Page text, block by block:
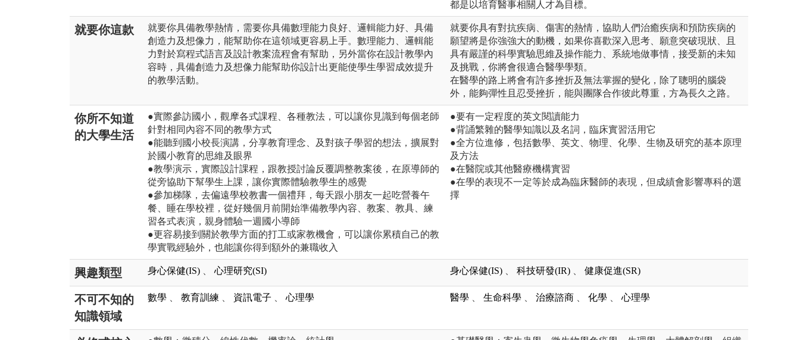
都是以培育醫事相關人才為目標。
就要你這款
就要你具備教學熱情，需要你具備數理能力良好、邏輯能力好、具備
創造力及想像力，能幫助你在這領域更容易上手。數理能力、邏輯能
力對於寫程式語言及設計教案流程會有幫助，另外當你在設計教學內
容時，具備創造力及想像力能幫助你設計出更能使學生學習成效提升
的教學活動。
就要你具有對抗疾病、傷害的熱情，協助人們治癒疾病和預防疾病的
願望將是你強強大的動機，如果你喜歡深入思考、願意突破現狀、且
具有嚴謹的科學實驗思維及操作能力、系統地做事情，接受新的未知
及挑戰，你將會很適合醫學學類。
在醫學的路上將會有許多挫折及無法掌握的變化，除了聰明的腦袋
外，能夠彈性且忍受挫折，能與團隊合作彼此尊重，方為長久之路。
你所不知道
的大學生活
●實際參訪國小，觀摩各式課程、各種教法，可以讓你見識到每個老師
針對相同內容不同的教學方式
●能聽到國小校長演講，分享教育理念、及對孩子學習的想法，擴展對
於國小教育的思維及眼界
●教學演示，實際設計課程，跟教授討論反覆調整教案後，在原導師的
從旁協助下幫學生上課，讓你實際體驗教學生的感覺
●參加梯隊，去偏遠學校教書一個禮拜，每天跟小朋友一起吃營養午
餐、睡在學校裡，從好幾個月前開始準備教學內容、教案、教具、練
習各式表演，親身體驗一週國小導師
●更容易接到關於教學方面的打工或家教機會，可以讓你累積自己的教
學實戰經驗外，也能讓你得到額外的兼職收入
●要有一定程度的英文閱讀能力
●背誦繁雜的醫學知識以及名詞，臨床實習活用它
●全方位進修，包括數學、英文、物理、化學、生物及研究的基本原理
及方法
●在醫院或其他醫療機構實習
●在學的表現不一定等於成為臨床醫師的表現，但成績會影響專科的選
擇
興趣類型 身心保健(IS) 心理研究(SI) 身心保健(IS) 科技研發(IR) 健康促進(SR)
不可不知的
知識領域
數學 教育訓練 資訊電子 心理學 醫學 生命科學 治療諮商 化學 心理學